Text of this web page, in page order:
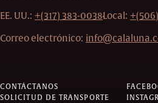
EE. UU.: +(317) 383-0038Local:
Correo electrónico:
CONTÁCTANOS
SOLICITUD DE TRANSPORTE